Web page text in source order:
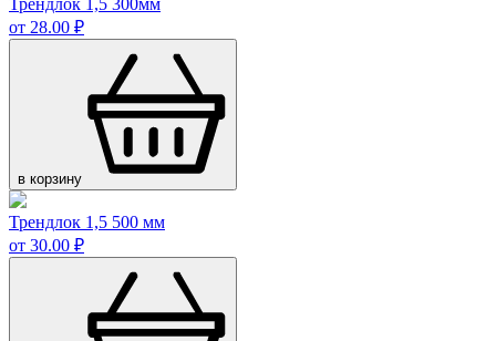
Трендлок 1,5 300мм
от 28.00 ₽
в корзину
Трендлок 1,5 500 мм
от 30.00 ₽